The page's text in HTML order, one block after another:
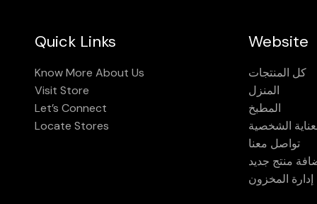
Website
كل المنتجات
المنزل
المطبخ
الشخصية
تواصل معنا
منتج جديد
إدارة المخزون
Quick Links
Know More About Us
Visit Store
Let’s Connect
Locate Stores